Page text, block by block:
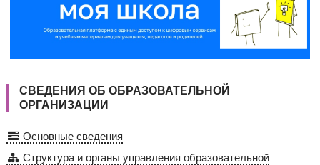
СВЕДЕНИЯ ОБ ОБРАЗОВАТЕЛЬНОЙ
ОРГАНИЗАЦИИ
Основные сведения
Структура и органы управления образовательной